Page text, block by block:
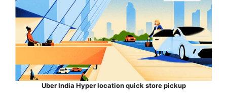
Uber India Hyper location quick store pickup